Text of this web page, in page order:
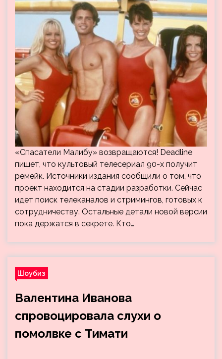
«Спасатели Малибу» возвращаются! Deadline
пишет, что культовый телесериал 90-х получит
ремейк. Источники издания сообщили о том, что
проект находится на стадии разработки. Сейчас
идет поиск телеканалов и стримингов, готовых к
сотрудничеству. Остальные детали новой версии
пока держатся в секрете. Кто…
Шоубиз
Валентина Иванова
спровоцировала слухи о
помолвке с Тимати